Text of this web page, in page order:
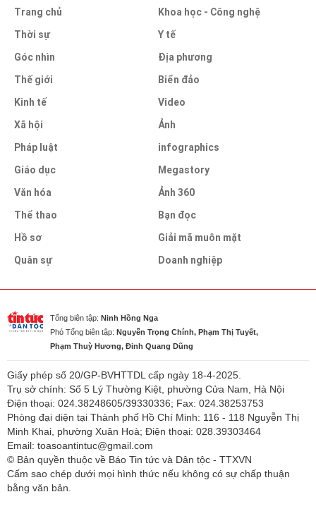
Trang chủ
Thời sự
Góc nhìn
Thế giới
Kinh tế
Xã hội
Pháp luật
Giáo dục
Văn hóa
Thể thao
Hồ sơ
Quân sự
Khoa học - Công nghệ
Y tế
Địa phương
Biển đảo
Video
Ảnh
infographics
Megastory
Ảnh 360
Bạn đọc
Giải mã muôn mặt
Doanh nghiệp
Tổng biên tập: Ninh Hồng Nga
Phó Tổng biên tập: Nguyễn Trọng Chính, Phạm Thị Tuyết,
Phạm Thuỳ Hương, Đinh Quang Dũng
Giấy phép số 20/GP-BVHTTDL cấp ngày 18-4-2025.
Trụ sở chính: Số 5 Lý Thường Kiệt, phường Cửa Nam, Hà Nội
Điện thoại: 024.38248605/39330336; Fax: 024.38253753
Phòng đại diện tại Thành phố Hồ Chí Minh: 116 - 118 Nguyễn Thị
Minh Khai, phường Xuân Hoà; Điện thoại: 028.39303464
Email: toasoantintuc@gmail.com
© Bản quyền thuộc về Báo Tin tức và Dân tộc - TTXVN
Cấm sao chép dưới mọi hình thức nếu không có sự chấp thuận
bằng văn bản.